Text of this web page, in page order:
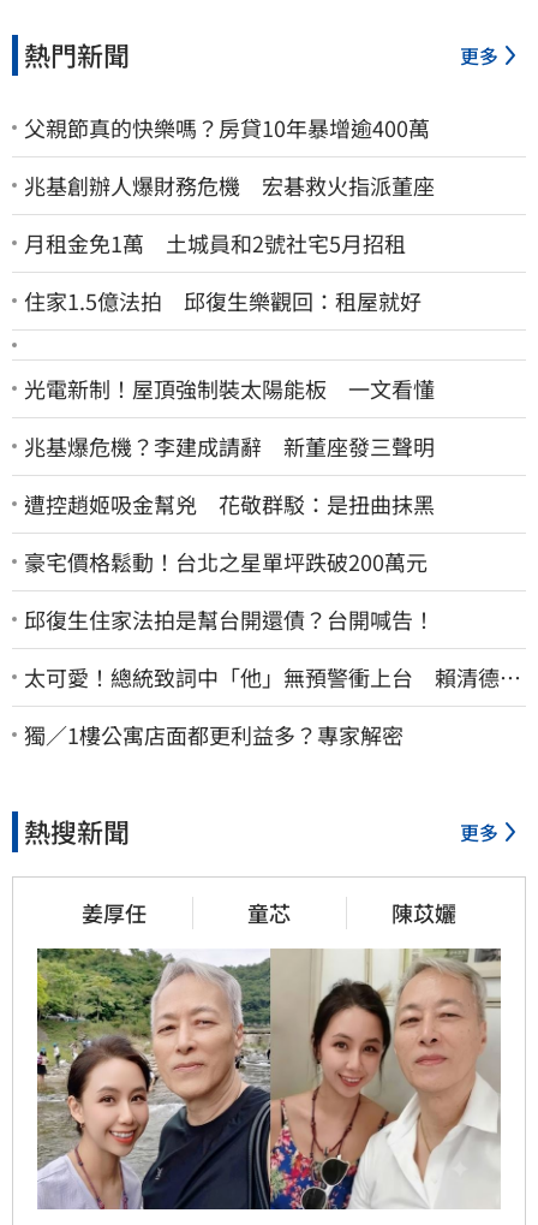
熱門新聞 更多
父親節真的快樂嗎？房貸10年暴增逾400萬
兆基創辦人爆財務危機 宏碁救火指派董座
月租金免1萬 土城員和2號社宅5月招租
住家1.5億法拍 邱復生樂觀回：租屋就好
光電新制！屋頂強制裝太陽能板 一文看懂
兆基爆危機？李建成請辭 新董座發三聲明
遭控趙姬吸金幫兇 花敬群駁：是扭曲抹黑
豪宅價格鬆動！台北之星單坪跌破200萬元
邱復生住家法拍是幫台開還債？台開喊告！
太可愛！總統致詞中「他」無預警衝上台 賴清德笑
喊：卸任再交棒給你
獨／1樓公寓店面都更利益多？專家解密
熱搜新聞 更多
姜厚任 童芯 陳苡孋